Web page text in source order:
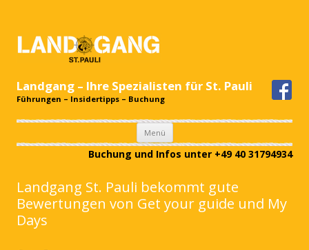
Landgang – Ihre Spezialisten für St. Pauli
Führungen – Insidertipps – Buchung
Menü Zum
springen
Buchung und Infos unter +49 40 31794934
Landgang St. Pauli bekommt gute
Bewertungen von Get your guide und My
Days